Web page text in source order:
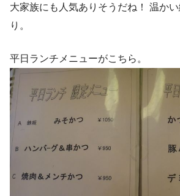
大家族にも人気ありそうだね！ 温か
り。
平日ランチメニューがこちら。